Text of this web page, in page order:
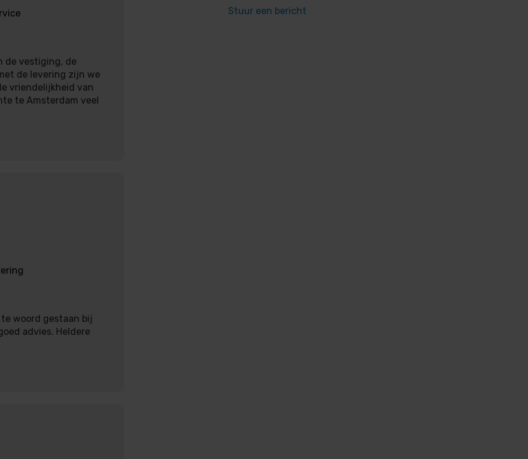
de vestiging, de
de levering zijn we
vriendelijkheid van
te Amsterdam veel
woord gestaan bij
advies. Heldere
Stuur een bericht